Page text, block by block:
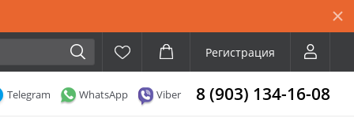
Регистрация
Telegram WhatsApp Viber 8 (903) 134-16-08